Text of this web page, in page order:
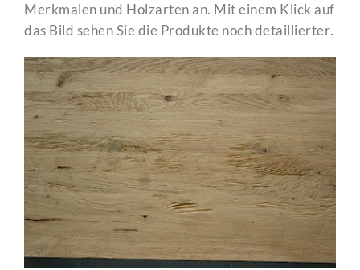
Merkmalen und Holzarten an. Mit einem Klick auf
das Bild sehen Sie die Produkte noch detaillierter.